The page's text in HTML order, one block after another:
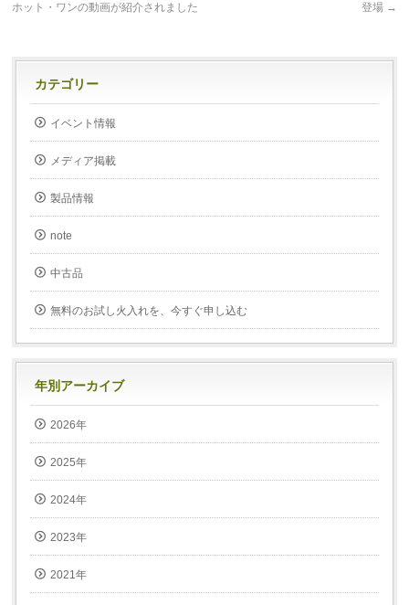
ホット・ワンの動画が紹介されました
登場 →
カテゴリー
イベント情報
メディア掲載
製品情報
note
中古品
無料のお試し火入れを、今すぐ申し込む
年別アーカイブ
2026年
2025年
2024年
2023年
2021年